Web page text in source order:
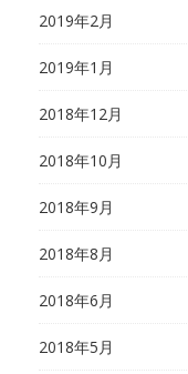
2019年2月
2019年1月
2018年12月
2018年10月
2018年9月
2018年8月
2018年6月
2018年5月